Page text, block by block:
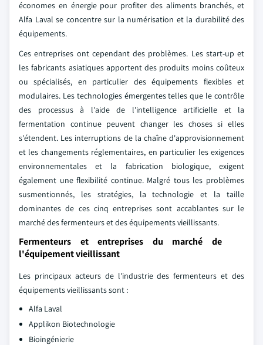
économes en énergie pour profiter des aliments branchés, et
Alfa Laval se concentre sur la numérisation et la durabilité des
équipements.
Ces entreprises ont cependant des problèmes. Les start-up et
les fabricants asiatiques apportent des produits moins coûteux
ou spécialisés, en particulier des équipements flexibles et
modulaires. Les technologies émergentes telles que le contrôle
des processus à l'aide de l'intelligence artificielle et la
fermentation continue peuvent changer les choses si elles
s'étendent. Les interruptions de la chaîne d'approvisionnement
et les changements réglementaires, en particulier les exigences
environnementales et la fabrication biologique, exigent
également une flexibilité continue. Malgré tous les problèmes
susmentionnés, les stratégies, la technologie et la taille
dominantes de ces cinq entreprises sont accablantes sur le
marché des fermenteurs et des équipements vieillissants.
Fermenteurs et entreprises du marché de
l'équipement vieillissant
Les principaux acteurs de l'industrie des fermenteurs et des
équipements vieillissants sont :
Alfa Laval
Applikon Biotechnologie
Bioingénierie